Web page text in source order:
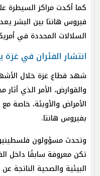
كما أكدت مراكز السيطرة
فيروس هانتا بين البشر يعد
السلالات المحددة في
انتشار الفئران في غزة
شهد قطاع غزة خلال الأشهر
والقوارض، الأمر الذي
الأمراض والأوبئة، خاصة
بفيروس هانتا.
وتحدث مسؤولون
تكن معروفة سابقًا داخل
البيئية والصحية الناتجة